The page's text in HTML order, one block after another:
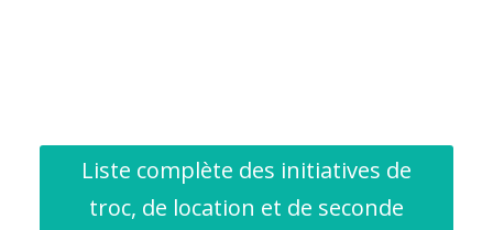
Liste complète des initiatives de
troc, de location et de seconde